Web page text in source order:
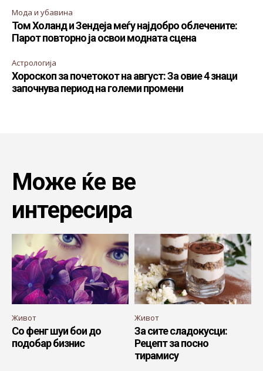
Мода и убавина
Том Холанд и Зендеја меѓу најдобро облечените:
Парот повторно ја освои модната сцена
Астрологија
Хороскоп за почетокот на август: За овие 4 знаци
започнува период на големи промени
Може ќе ве
интересира
Живот
Со фенг шуи бои до
подобар бизнис
Живот
За сите сладокусци:
Рецепт за посно
тирамису